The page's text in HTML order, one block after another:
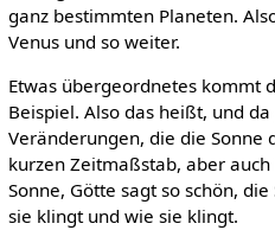
ganz bestimmten Planeten.
Venus und so weiter.
Etwas übergeordnetes kommt
Beispiel. Also das heißt, und
Veränderungen, die die Sonne
kurzen Zeitmaßstab, aber
Sonne, Götte sagt so schön,
sie klingt und wie sie klingt.